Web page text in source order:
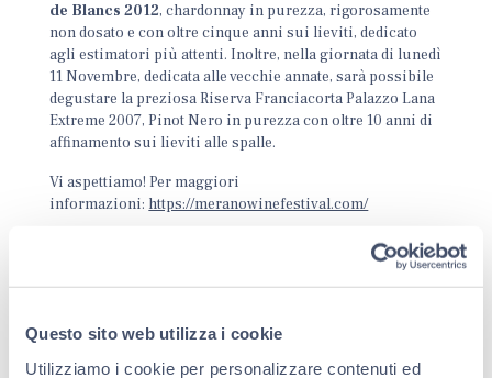
Questo sito web utilizza i cookie
Utilizziamo i cookie per personalizzare contenuti ed
de Blancs 2012, chardonnay in purezza, rigorosamente
non dosato e con oltre cinque anni sui lieviti, dedicato
agli estimatori più attenti. Inoltre, nella giornata di lunedì
11 Novembre, dedicata alle vecchie annate, sarà possibile
degustare la preziosa Riserva Franciacorta Palazzo Lana
Extreme 2007, Pinot Nero in purezza con oltre 10 anni di
affinamento sui lieviti alle spalle.
Vi aspettiamo! Per maggiori
informazioni: https://meranowinefestival.com/